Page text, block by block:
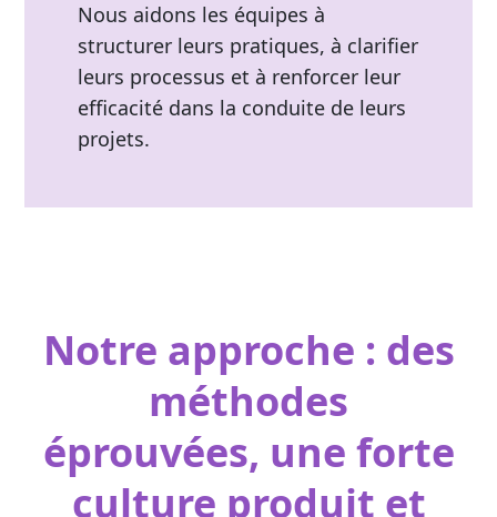
Nous aidons les équipes à
structurer leurs pratiques, à clarifier
leurs processus et à renforcer leur
efficacité dans la conduite de leurs
projets.
Notre approche : des
méthodes
éprouvées, une forte
culture produit et